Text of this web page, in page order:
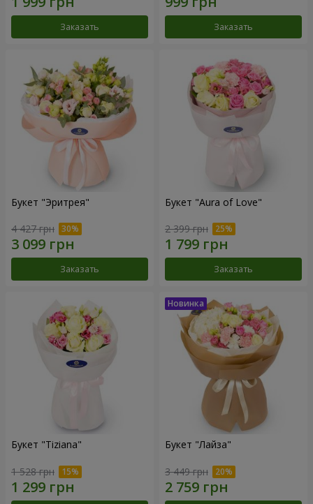
Заказать Заказать
Букет "Эритрея"
4 427 грн
Заказать
Букет "Aura of Love"
2 399 грн
Заказать
Букет "Tiziana"
1 528 грн
Букет "Лайза"
3 449 грн